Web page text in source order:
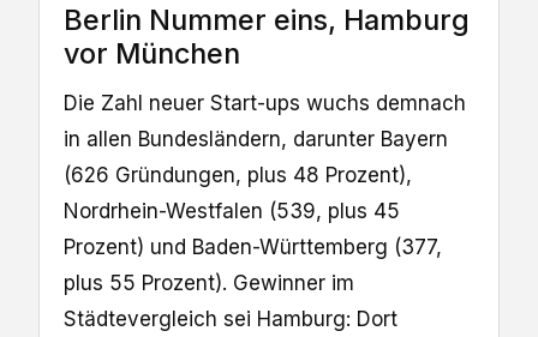
Berlin Nummer eins, Hamburg
vor München
Die Zahl neuer Start-ups wuchs demnach
in allen Bundesländern, darunter Bayern
(626 Gründungen, plus 48 Prozent),
Nordrhein-Westfalen (539, plus 45
Prozent) und Baden-Württemberg (377,
plus 55 Prozent). Gewinner im
Städtevergleich sei Hamburg: Dort